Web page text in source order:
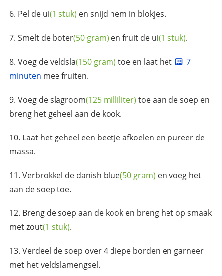
Pel de ui(1 stuk) en snijd hem in blokjes.
Smelt de boter(50 gram) en fruit de ui(1 stuk).
Voeg develdsla(150 gram) toe en laat het
7
minuten mee fruiten.
Voeg deslagroom(125 milliliter) toe aan de soep en
breng het geheel aan de kook.
Laat het geheel een beetje afkoelen en pureer de
massa.
Verbrokkel de danish blue(50 gram) en voeg het
aan de soep toe.
Breng de soep aan de kook en breng het op smaak
metzout(1 stuk).
Verdeel de soep over 4 diepe borden en garneer
met het veldslamengsel.